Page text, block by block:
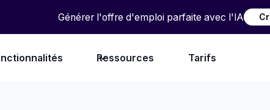
Générer l'offre d'emploi parfaite avec l'IA
Ressources Tarifs